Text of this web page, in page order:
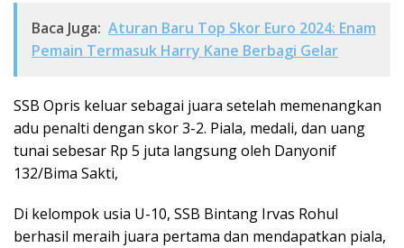
Baca Juga: Aturan Baru Top Skor Euro 2024: Enam
Pemain Termasuk Harry Kane Berbagi Gelar
SSB Opris keluar sebagai juara setelah memenangkan
adu penalti dengan skor 3-2. Piala, medali, dan uang
tunai sebesar Rp 5 juta langsung oleh Danyonif
132/Bima Sakti,
Di kelompok usia U-10, SSB Bintang Irvas Rohul
berhasil meraih juara pertama dan mendapatkan piala,